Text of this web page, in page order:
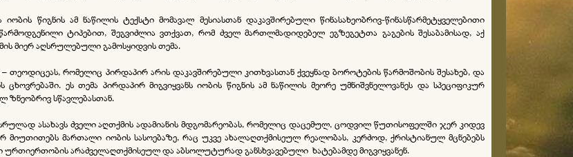
წიგნის ამ ნაწილის ტექსტი მომავალ მესიასთან დაკავშირებული წინასახეობრივ-წინასწარმეტყველებითი
ტიპებით, შეგვიძლია ვთქვათ, რომ ძველ მართლმადიდებელ ეგზეგეტთა გაგების შესაბამისად, აქ
მიერ აღსრულებული გამოსყიდვის თემა.
თეოდიცეას, რომელიც პირდაპირ არის დაკავშირებული კითხვასთან ქვეყნად ბოროტების წარმოშობის შესახებ, და
ეს თემა პირდაპირ მიგვიყვანს იობის წიგნის ამ ნაწილის მეორე უმნიშვნელოვანეს და სპეციფიკურ
ზნეობრივ სწავლებასთან.
ასახავს ძველი აღთქმის ადამიანის მდგომარეობას, რომელიც დაცემულ, ცოდვილ წუთისოფელში ჯერ კიდევ
მიუთითებს მართალი იობის სასოებაზე, რაც უკვე ახალაღთქმისეულ რეალობას, კერძოდ, ქრისტიანულ მცნებებს
არაძველაღთქმისეულ და აბსოლუტურად განსხვავებული ხატებამდე მიგვიყვანენ.